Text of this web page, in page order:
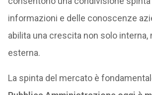
informazioni e delle conoscenze
abilita una crescita non solo
esterna.
La spinta del mercato è